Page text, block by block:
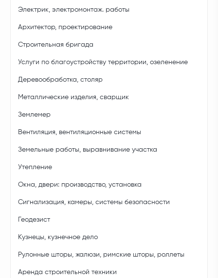
Электрик, электромонтаж. работы
Архитектор, проектирование
Строительная бригада
Услуги по благоустройству территории, озеленение
Деревообработка, столяр
Металлические изделия, сварщик
Землемер
Вентиляция, вентиляционные системы
Земельные работы, выравнивание участка
Утепление
Окна, двери: производство, установка
Сигнализация, камеры, системы безопасности
Геодезист
Кузнецы, кузнечное дело
Рулонные шторы, жалюзи, римские шторы, роллеты
Аренда строительной техники